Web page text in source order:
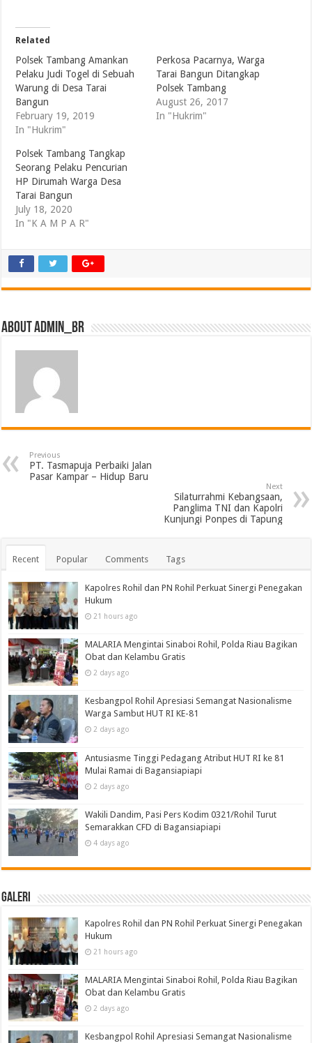
Related
Polsek Tambang Amankan
Pelaku Judi Togel di Sebuah
Warung di Desa Tarai
Bangun
February 19, 2019
In "Hukrim"
Perkosa Pacarnya, Warga
Tarai Bangun Ditangkap
Polsek Tambang
August 26, 2017
In "Hukrim"
Polsek Tambang Tangkap
Seorang Pelaku Pencurian
HP Dirumah Warga Desa
Tarai Bangun
July 18, 2020
In "K A M P A R"
About admin_br
Previous
PT. Tasmapuja Perbaiki Jalan
Pasar Kampar – Hidup Baru
Next
Silaturrahmi Kebangsaan,
Panglima TNI dan Kapolri
Kunjungi Ponpes di Tapung
Recent Popular Comments Tags
Kapolres Rohil dan PN Rohil Perkuat Sinergi Penegakan
Hukum
21 hours ago
MALARIA Mengintai Sinaboi Rohil, Polda Riau Bagikan
Obat dan Kelambu Gratis
2 days ago
Kesbangpol Rohil Apresiasi Semangat Nasionalisme
Warga Sambut HUT RI KE-81
2 days ago
Antusiasme Tinggi Pedagang Atribut HUT RI ke 81
Mulai Ramai di Bagansiapiapi
2 days ago
Wakili Dandim, Pasi Pers Kodim 0321/Rohil Turut
Semarakkan CFD di Bagansiapiapi
4 days ago
Galeri
Kapolres Rohil dan PN Rohil Perkuat Sinergi Penegakan
Hukum
21 hours ago
MALARIA Mengintai Sinaboi Rohil, Polda Riau Bagikan
Obat dan Kelambu Gratis
2 days ago
Kesbangpol Rohil Apresiasi Semangat Nasionalisme